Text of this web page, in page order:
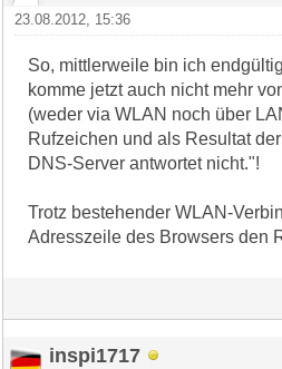
23.08.2012, 15:36
So, mittlerweile bin ich
komme jetzt auch nicht mehr
(weder via WLAN noch über
Rufzeichen und als Resultat
DNS-Server antwortet nicht."!
Trotz bestehender WLAN-
Adresszeile des Browsers den
inspi1717